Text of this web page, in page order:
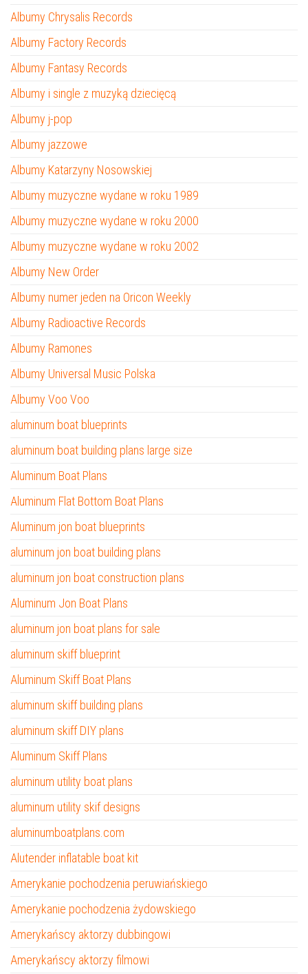
Albumy Chrysalis Records
Albumy Factory Records
Albumy Fantasy Records
Albumy i single z muzyką dziecięcą
Albumy j-pop
Albumy jazzowe
Albumy Katarzyny Nosowskiej
Albumy muzyczne wydane w roku 1989
Albumy muzyczne wydane w roku 2000
Albumy muzyczne wydane w roku 2002
Albumy New Order
Albumy numer jeden na Oricon Weekly
Albumy Radioactive Records
Albumy Ramones
Albumy Universal Music Polska
Albumy Voo Voo
aluminum boat blueprints
aluminum boat building plans large size
Aluminum Boat Plans
Aluminum Flat Bottom Boat Plans
Aluminum jon boat blueprints
aluminum jon boat building plans
aluminum jon boat construction plans
Aluminum Jon Boat Plans
aluminum jon boat plans for sale
aluminum skiff blueprint
Aluminum Skiff Boat Plans
aluminum skiff building plans
aluminum skiff DIY plans
Aluminum Skiff Plans
aluminum utility boat plans
aluminum utility skif designs
aluminumboatplans.com
Alutender inflatable boat kit
Amerykanie pochodzenia peruwiańskiego
Amerykanie pochodzenia żydowskiego
Amerykańscy aktorzy dubbingowi
Amerykańscy aktorzy filmowi